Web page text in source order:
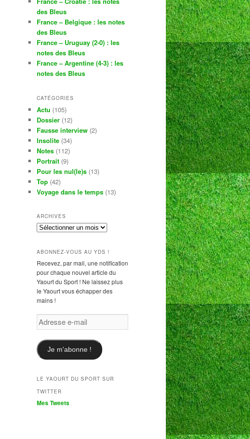
des Bleus
France – Belgique : les notes
des Bleus
France – Uruguay (2-0) : les
notes des Bleus
France – Argentine (4-3) : les
notes des Bleus
CATÉGORIES
Actu (105)
Dossier (12)
Fausse interview (2)
Insolite (34)
Notes (112)
Portrait (9)
Pour les nul(le)s (13)
Top (42)
Voyage dans le temps (13)
ARCHIVES
Archives
ABONNEZ-VOUS AU YDS !
Recevez, par mail, une notification
pour chaque nouvel article du
Yaourt du Sport ! Ne laissez plus
le Yaourt vous échapper des
mains !
Adresse
e-
Je m'abonne !
LE YAOURT DU SPORT SUR
TWITTER
Mes Tweets